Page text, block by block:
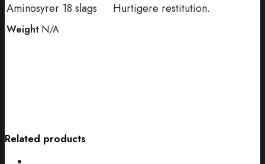
Aminosyrer 18 slags
Hurtigere restitution.
Weight N/A
Related products